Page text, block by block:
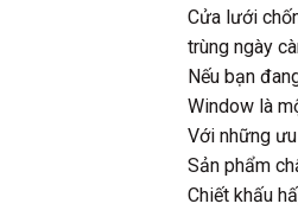
Cửa lưới
trùng ngày
Nếu bạn
Window là
Với những
Sản phẩm
Chiết khấu